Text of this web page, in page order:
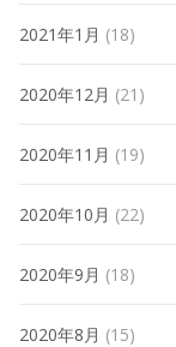
2021年1月 (18)
2020年12月 (21)
2020年11月 (19)
2020年10月 (22)
2020年9月 (18)
2020年8月 (15)